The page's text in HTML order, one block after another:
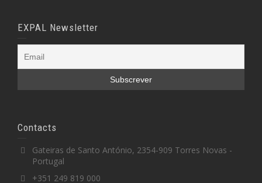
EXPAL Newsletter
Contacts
Gateiras de Santo António, 2354-909 Torres Novas -
Portugal
+351 249 819 000